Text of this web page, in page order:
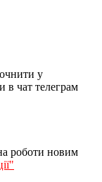
у
в чат телеграм
роботи новим